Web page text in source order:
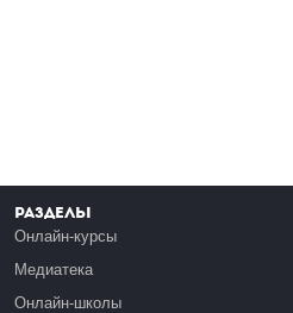
Разделы
Онлайн-курсы
Медиатека
Онлайн-школы